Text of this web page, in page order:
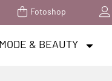
Fotoshop
MODE & BEAUTY